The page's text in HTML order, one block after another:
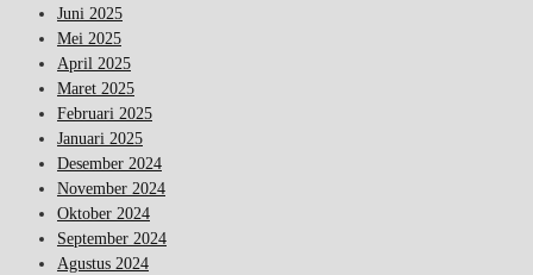
Juni 2025
Mei 2025
April 2025
Maret 2025
Februari 2025
Januari 2025
Desember 2024
November 2024
Oktober 2024
September 2024
Agustus 2024